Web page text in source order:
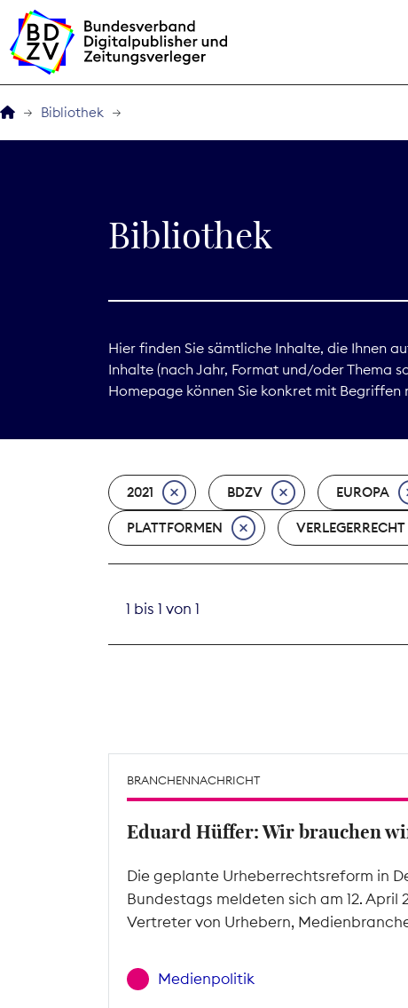
BDZVplus GmbH
Service
Bibliothek
Bibliothek
Hier finden Sie sämtliche Inhalte, die Ihnen
Inhalte (nach Jahr, Format und/oder Thema
Homepage können Sie konkret mit Begriffen
2021 BDZV EUROPA
PLATTFORMEN VERLEGERRECHT
1 bis 1 von 1
BRANCHENNACHRICHT
Eduard Hüffer: Wir brauchen
Die geplante Urheberrechtsreform in
Bundestags meldeten sich am 12.
Vertreter von Urhebern,
Medienpolitik